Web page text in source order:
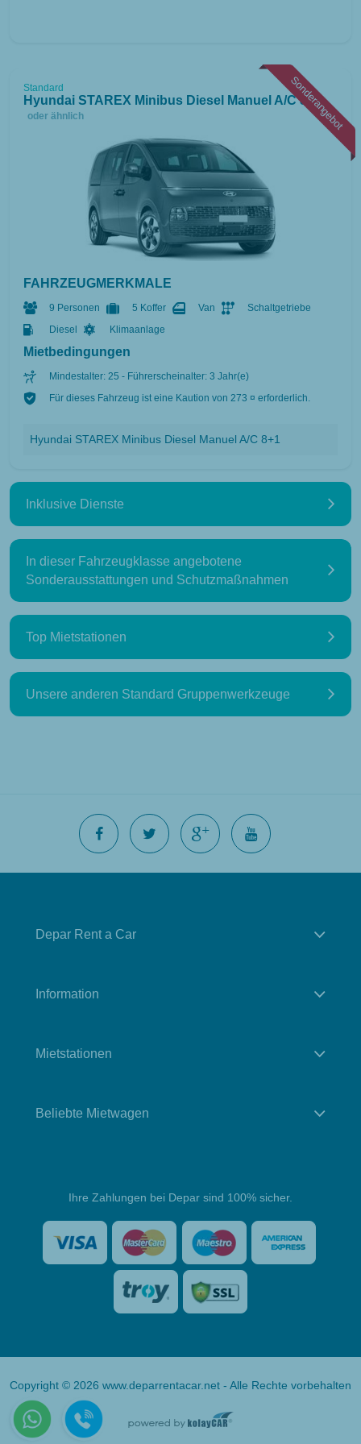
Sonderangebot
Standard
Hyundai STAREX Minibus Diesel Manuel A/C 8+1
oder ähnlich
FAHRZEUGMERKMALE
9 Personen 5 Koffer Van
Schaltgetriebe
Diesel
Klimaanlage
Mietbedingungen
Mindestalter: 25 - Führerscheinalter: 3 Jahr(e)
Für dieses Fahrzeug ist eine Kaution von 273 ¤ erforderlich.
Hyundai STAREX Minibus Diesel Manuel A/C 8+1
Inklusive Dienste
In dieser Fahrzeugklasse angebotene
Sonderausstattungen und Schutzmaßnahmen
Top Mietstationen
Unsere anderen Standard Gruppenwerkzeuge
Depar Rent a Car
Information
Mietstationen
Beliebte Mietwagen
Ihre Zahlungen bei Depar sind 100% sicher.
Copyright © 2026 www.deparrentacar.net - Alle Rechte vorbehalten